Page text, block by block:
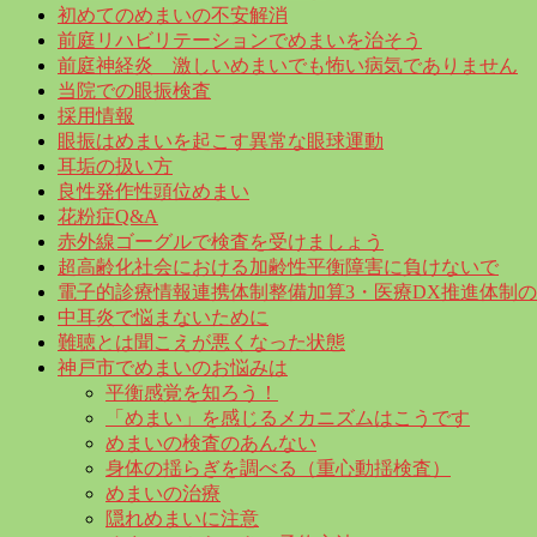
初めてのめまいの不安解消
前庭リハビリテーションでめまいを治そう
前庭神経炎 激しいめまいでも怖い病気でありません
当院での眼振検査
採用情報
眼振はめまいを起こす異常な眼球運動
耳垢の扱い方
良性発作性頭位めまい
花粉症Q&A
赤外線ゴーグルで検査を受けましょう
超高齢化社会における加齢性平衡障害に負けないで
電子的診療情報連携体制整備加算3・医療DX推進体制
中耳炎で悩まないために
難聴とは聞こえが悪くなった状態
神戸市でめまいのお悩みは
平衡感覚を知ろう！
「めまい」を感じるメカニズムはこうです
めまいの検査のあんない
身体の揺らぎを調べる（重心動揺検査）
めまいの治療
隠れめまいに注意